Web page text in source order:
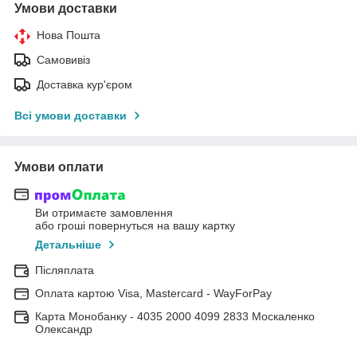
Умови доставки
Нова Пошта
Самовивіз
Доставка кур'єром
Всі умови доставки
Умови оплати
Ви отримаєте замовлення
або гроші повернуться на вашу картку
Детальніше
Післяплата
Оплата картою Visa, Mastercard - WayForPay
Карта Монобанку - 4035 2000 4099 2833 Москаленко
Олександр